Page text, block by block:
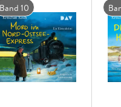
Band 10